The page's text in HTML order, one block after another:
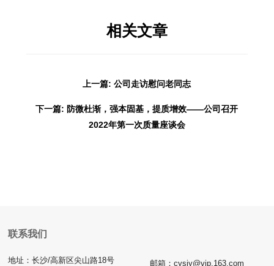
相关文章
上一篇: 公司走访慰问老同志
下一篇: 防微杜渐，强本固基，提质增效——公司召开
2022年第一次质量座谈会
联系我们
地址：长沙/高新区尖山路18号 邮箱：cysjy@vip.163.com